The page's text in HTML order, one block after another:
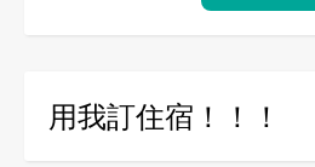
用我訂住宿！！！